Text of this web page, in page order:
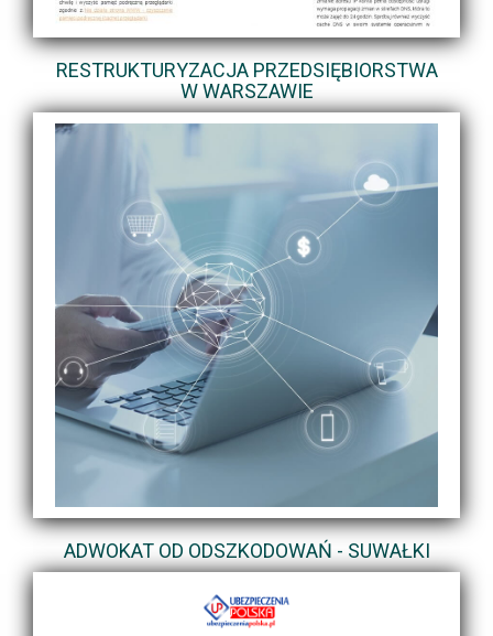
RESTRUKTURYZACJA PRZEDSIĘBIORSTWA
W WARSZAWIE
ADWOKAT OD ODSZKODOWAŃ - SUWAŁKI